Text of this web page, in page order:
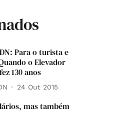
Para o turista e
o Elevador
130 anos
24 Out 2015
mas também